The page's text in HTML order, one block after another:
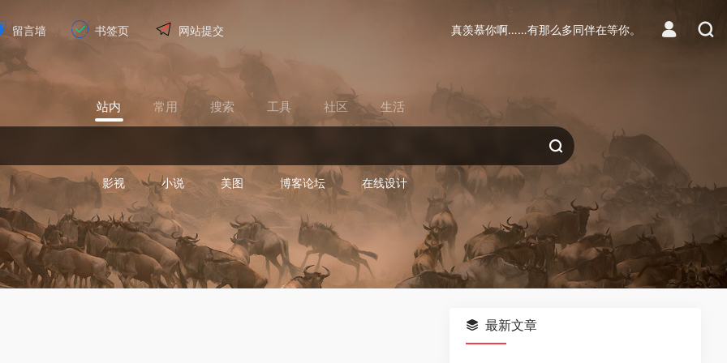
留言墙 书签页 网站提交 真羡慕你啊……有那么多同伴在等你。
站内 常用 搜索 工具 社区 生活
影视 小说 美图 博客论坛 在线设计
最新文章